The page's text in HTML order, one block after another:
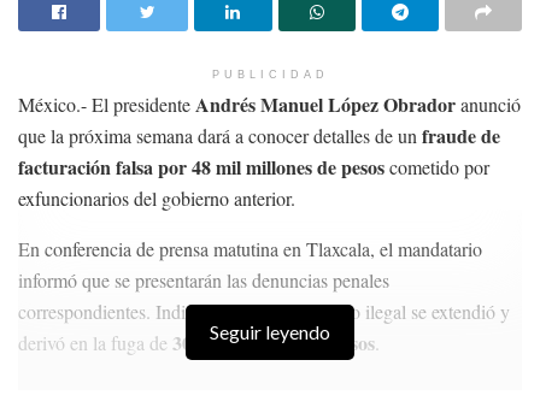
PUBLICIDAD
México.- El presidenteAndrés Manuel López Obradoranunció
que la próxima semana dará a conocer detalles de un fraude de
facturación falsa por 48 mil millones de pesoscometido por
exfuncionarios del gobierno anterior.
En conferencia de prensa matutina en Tlaxcala, el mandatario
informó que se presentarán las denuncias penales
correspondientes. Indicó que este mecanismo ilegal se extendió y
derivó en la fuga de 300 mil millones de pesos
Seguir leyendo